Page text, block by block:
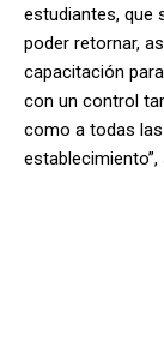
estudiantes, que
poder retornar,
capacitación
con un control
como a todas